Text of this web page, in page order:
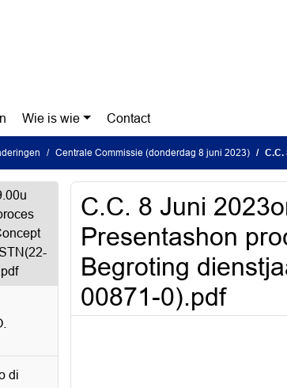
Wie is wie Contact
Centrale Commissie (donderdag 8 juni 2023) C.C. 8
di
C.C. 8 Juni
Presentashon
Begroting
00871-0).pdf